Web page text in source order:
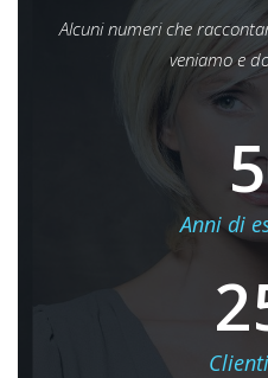
Alcuni numeri che
veniamo e
Anni di